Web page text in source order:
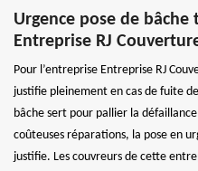
Urgence pose de
Entreprise RJ
Pour l’entreprise Entreprise RJ
justifie pleinement en cas de fuite
bâche sert pour pallier la
coûteuses réparations, la pose en
justifie. Les couvreurs de cette